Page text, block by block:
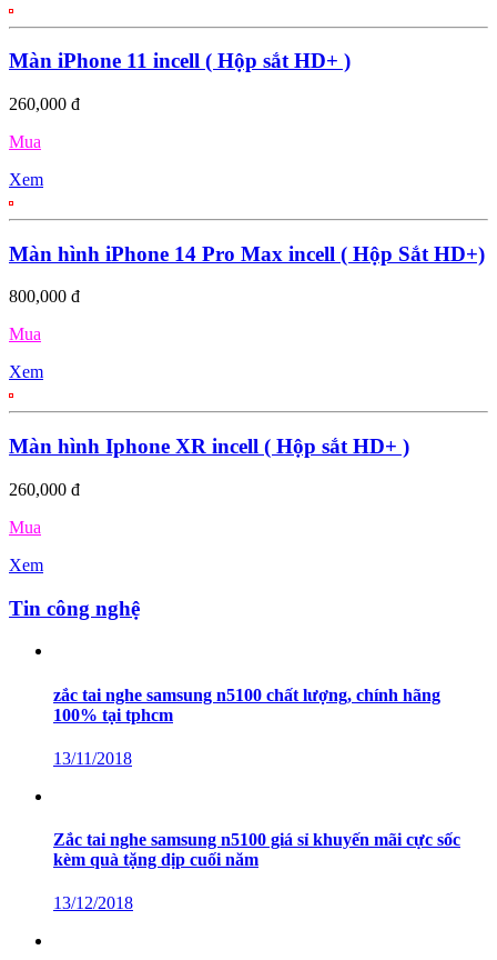
Màn iPhone 11 incell ( Hộp sắt HD+ )
260,000 đ
Mua
Xem
Màn hình iPhone 14 Pro Max incell ( Hộp Sắt HD+)
800,000 đ
Mua
Xem
Màn hình Iphone XR incell ( Hộp sắt HD+ )
260,000 đ
Mua
Xem
Tin công nghệ
zắc tai nghe samsung n5100 chất lượng, chính hãng
100% tại tphcm
13/11/2018
Zắc tai nghe samsung n5100 giá sỉ khuyến mãi cực sốc
kèm quà tặng dịp cuối năm
13/12/2018